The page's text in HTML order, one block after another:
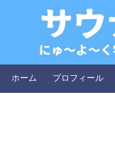
ホーム プロフィール